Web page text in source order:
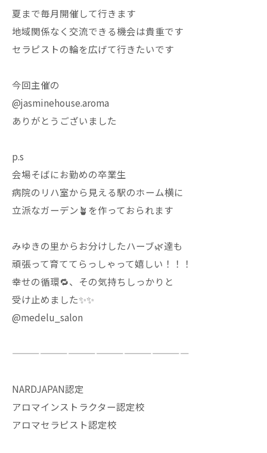
夏まで毎月開催して行きます
地域関係なく交流できる機会は貴重です
セラピストの輪を広げて行きたいです
今回主催の
@jasminehouse.aroma
ありがとうございました
p.s
会場そばにお勤めの卒業生
病院のリハ室から見える駅のホーム横に
立派なガーデン🪴を作っておられます
みゆきの里からお分けしたハーブ🌿達も
頑張って育ててらっしゃって嬉しい！！！
幸せの循環🔁、その気持ちしっかりと
受け止めました✨✨
@medelu_salon
———————————————————
NARDJAPAN認定
アロマインストラクター認定校
アロマセラピスト認定校